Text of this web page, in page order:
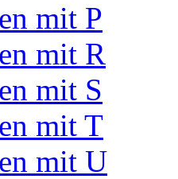
mit P
mit R
mit S
mit T
mit U